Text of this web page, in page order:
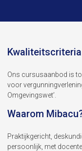
Kwaliteitscriteria
Ons cursusaanbod is
voor
Omgevingswet’.
Waarom
Praktijkgericht,
persoonlijk, met